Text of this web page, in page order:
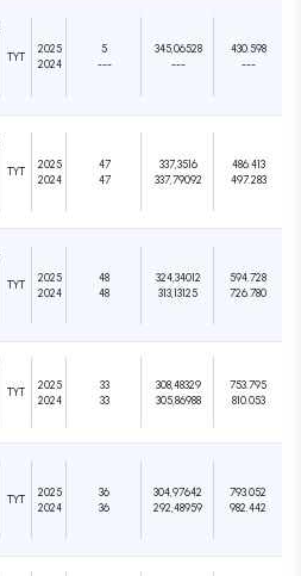
TYT
2025
2024
5
---
345,06528
---
430.598
---
TYT
2025
2024
47
47
337,3516
337,79092
486.413
497.283
TYT
2025
2024
48
48
324,34012
313,13125
594.728
726.780
TYT
2025
2024
33
33
308,48329
305,86988
753.795
810.053
TYT
2025
2024
36
36
304,97642
292,48959
793.052
982.442